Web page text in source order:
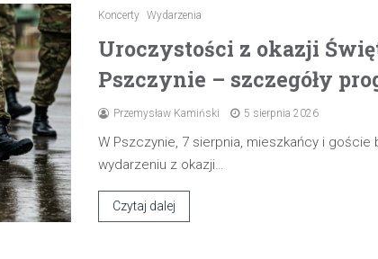
Koncerty Wydarzenia
Uroczystości z okazji
Pszczynie – szczegóły
Przemysław Kamiński 5 sierpnia 2026
W Pszczynie, 7 sierpnia, mieszkańcy i
wydarzeniu z okazji…
Czytaj dalej